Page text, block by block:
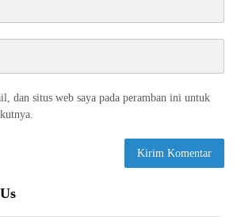
dan situs web saya pada peramban ini untuk